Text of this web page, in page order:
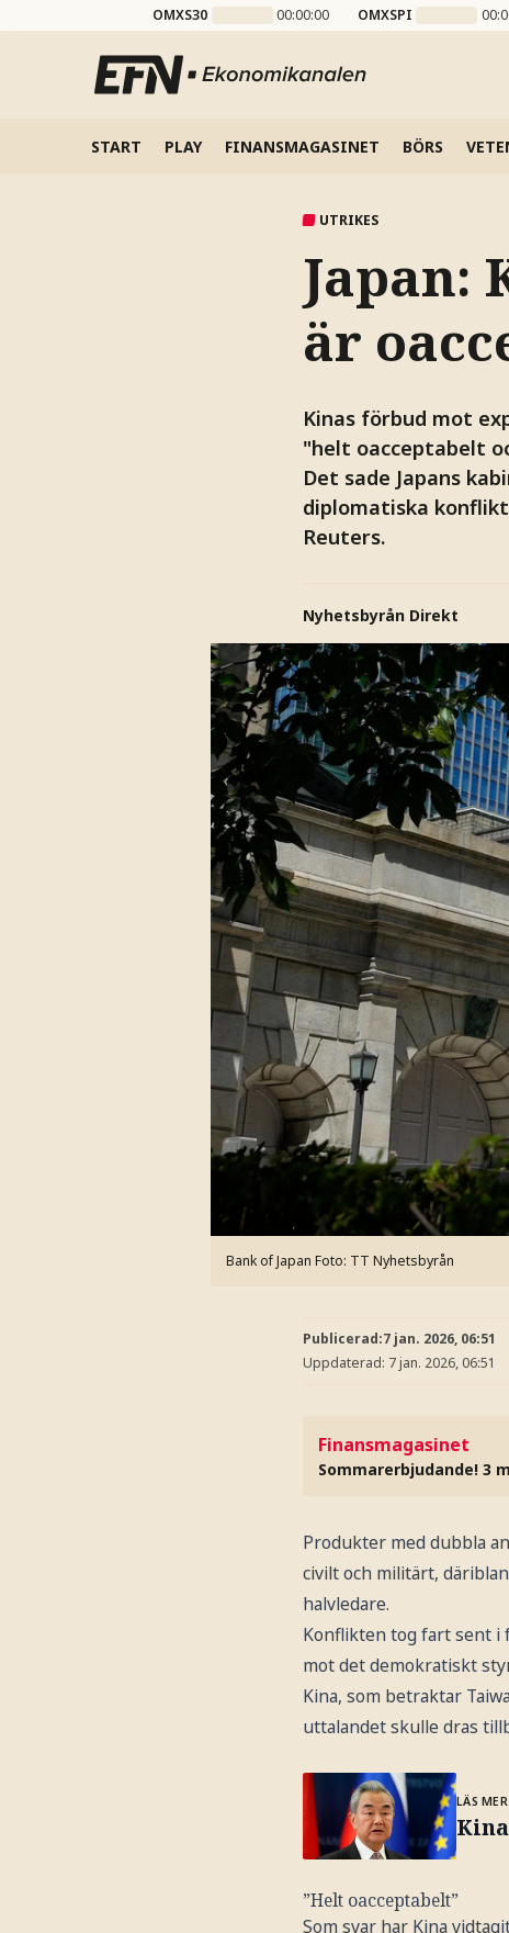
OMXS30 00:00:00 OMXSPI
START PLAY FINANSMAGASINET BÖRS
UTRIKES
Japan:
är
Kinas förbud mot
"helt oacceptabelt
Det sade Japans
diplomatiska
Reuters.
Nyhetsbyrån Direkt
Bank of Japan Foto: TT Nyhetsbyrån
Publicerad:7 jan. 2026, 06:51
Uppdaterad: 7 jan. 2026, 06:51
Finansmagasinet
Sommarerbjudande! 3
Produkter med dubbla
civilt och militärt,
halvledare.
Konflikten tog fart sent i
mot det demokratiskt
Kina, som betraktar
uttalandet skulle dras
LÄS MER
”Helt oacceptabelt”
Som svar har Kina